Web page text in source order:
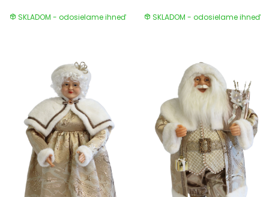
SKLADOM - odosielame ihneď SKLADOM - odosielame ihneď